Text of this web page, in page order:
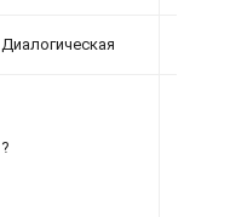
Диалогическая
?